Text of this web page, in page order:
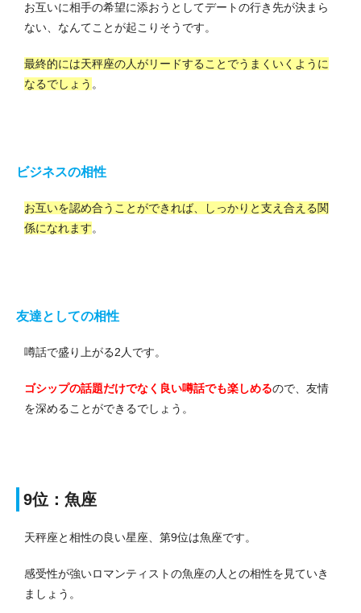
お互いに相手の希望に添おうとしてデートの行き先が決まら
ない、なんてことが起こりそうです。
最終的には天秤座の人がリードすることでうまくいくように
なるでしょう 。
ビジネスの相性
お互いを認め合うことができれば、しっかりと支え合える関
係になれます。
友達としての相性
噂話で盛り上がる2人です。
ゴシップの話題だけでなく良い噂話でも楽しめるので、友情
を深めることができるでしょう。
9位：魚座
天秤座と相性の良い星座、第9位は魚座です。
感受性が強いロマンティストの魚座の人との相性を見ていき
ましょう。